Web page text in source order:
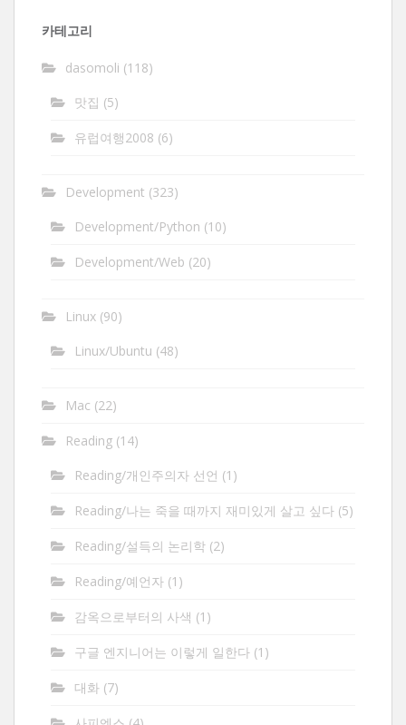
카테고리
dasomoli (118)
맛집 (5)
유럽여행2008 (6)
Development (323)
Development/Python (10)
Development/Web (20)
Linux (90)
Linux/Ubuntu (48)
Mac (22)
Reading (14)
Reading/개인주의자 선언 (1)
Reading/나는 죽을 때까지 재미있게 살고 싶다 (5)
Reading/설득의 논리학 (2)
Reading/예언자 (1)
감옥으로부터의 사색 (1)
구글 엔지니어는 이렇게 일한다 (1)
대화 (7)